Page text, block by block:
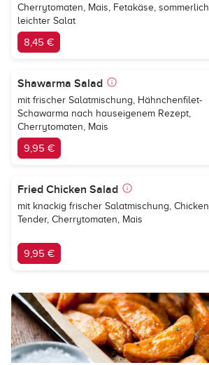
Cherrytomaten, Mais, Fetakäse, sommerlich
leichter Salat
8,45 €
Shawarma Salad
mit frischer Salatmischung, Hähnchenfilet-
Schawarma nach hauseigenem Rezept,
Cherrytomaten, Mais
9,95 €
Fried Chicken Salad
mit knackig frischer Salatmischung, Chicken
Tender, Cherrytomaten, Mais
9,95 €